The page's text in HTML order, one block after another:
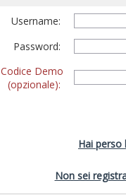
Username:
Password:
Codice Demo
(opzionale):
Hai perso
Non sei